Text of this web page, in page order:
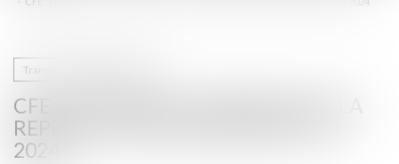
CFE : DÉCLAREZ LA CRÉATION OU LA
REPRISE D’UN ÉTABLISSEMENT EN
2024
Transmission d’entreprise